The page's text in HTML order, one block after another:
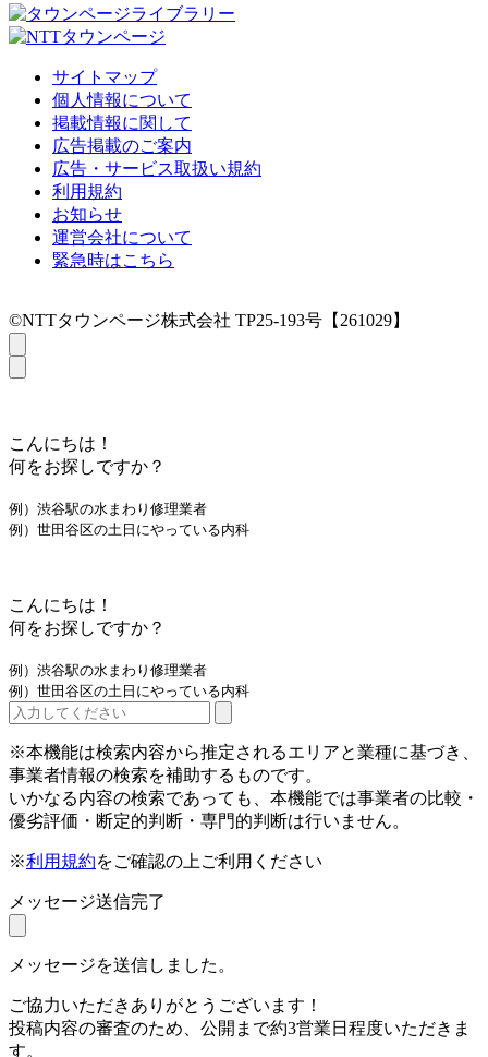
サイトマップ
個人情報について
掲載情報に関して
広告掲載のご案内
広告・サービス取扱い規約
利用規約
お知らせ
運営会社について
緊急時はこちら
©NTTタウンページ株式会社 TP25-193号【261029】
こんにちは！
何をお探しですか？
例）渋谷駅の水まわり修理業者
例）世田谷区の土日にやっている内科
こんにちは！
何をお探しですか？
例）渋谷駅の水まわり修理業者
例）世田谷区の土日にやっている内科
※本機能は検索内容から推定されるエリアと業種に基づき、
事業者情報の検索を補助するものです。
いかなる内容の検索であっても、本機能では事業者の比較・
優劣評価・断定的判断・専門的判断は行いません。
※利用規約をご確認の上ご利用ください
メッセージ送信完了
メッセージを送信しました。
ご協力いただきありがとうございます！
投稿内容の審査のため、公開まで約3営業日程度いただきま
す。